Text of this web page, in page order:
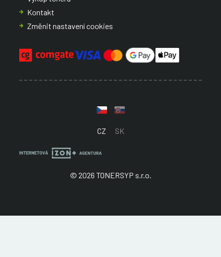
Kontakt
Změnit nastavení cookies
CZ SK
© 2026 TONERSYP s.r.o.